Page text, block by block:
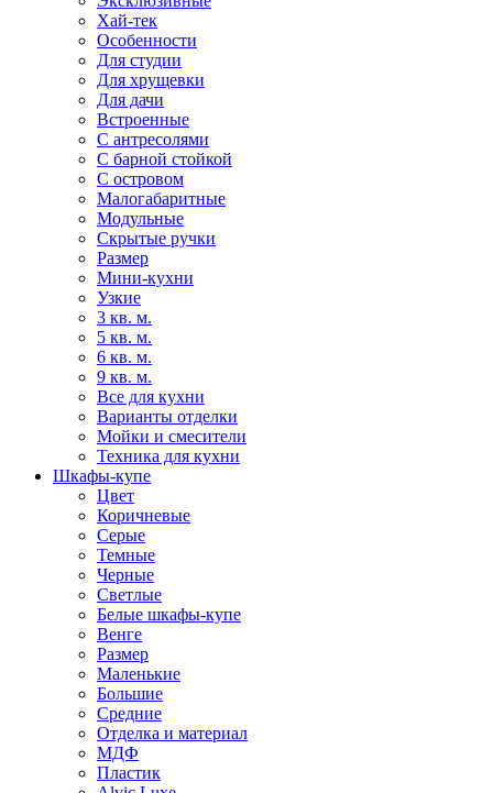
Хай-тек
Особенности
Для студии
Для хрущевки
Для дачи
Встроенные
С антресолями
С барной стойкой
С островом
Малогабаритные
Модульные
Скрытые ручки
Размер
Мини-кухни
Узкие
3 кв. м.
5 кв. м.
6 кв. м.
9 кв. м.
Все для кухни
Варианты отделки
Мойки и смесители
Техника для кухни
Шкафы-купе
Цвет
Коричневые
Серые
Темные
Черные
Светлые
Белые шкафы-купе
Венге
Размер
Маленькие
Большие
Средние
Отделка и материал
МДФ
Пластик